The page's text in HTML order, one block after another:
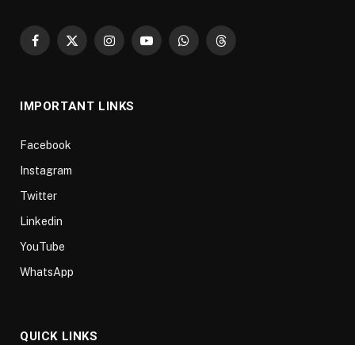
Facebook
X
InstagramYouTubeWhatsAppThreads
IMPORTANT LINKS
Facebook
Instagram
Twitter
Linkedin
YouTube
WhatsApp
QUICK LINKS